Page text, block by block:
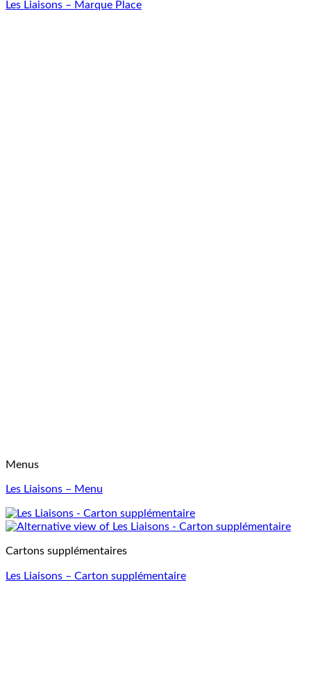
Les Liaisons – Marque Place
Menus
Les Liaisons – Menu
Cartons supplémentaires
Les Liaisons – Carton supplémentaire